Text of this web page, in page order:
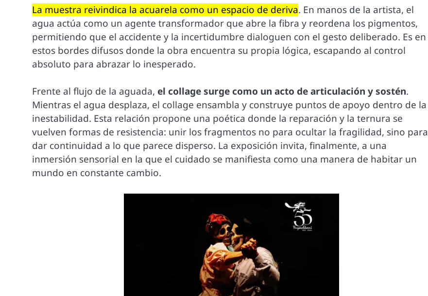
La muestra reivindica la acuarela como un espacio de deriva. En manos de la artista, el
agua actúa como un agente transformador que abre la fibra y reordena los pigmentos,
permitiendo que el accidente y la incertidumbre dialoguen con el gesto deliberado. Es en
estos bordes difusos donde la obra encuentra su propia lógica, escapando al control
absoluto para abrazar lo inesperado.
Frente al flujo de la aguada, el collage surge como un acto de articulación y sostén.
Mientras el agua desplaza, el collage ensambla y construye puntos de apoyo dentro de la
inestabilidad. Esta relación propone una poética donde la reparación y la ternura se
vuelven formas de resistencia: unir los fragmentos no para ocultar la fragilidad, sino para
dar continuidad a lo que parece disperso. La exposición invita, finalmente, a una
inmersión sensorial en la que el cuidado se manifiesta como una manera de habitar un
mundo en constante cambio.